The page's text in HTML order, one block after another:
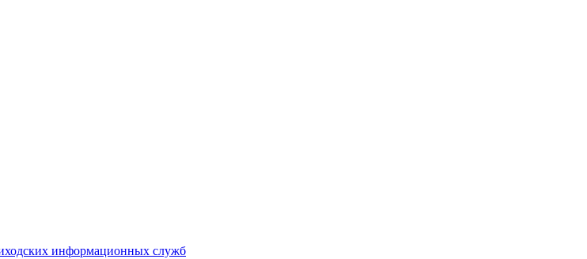
информационных служб